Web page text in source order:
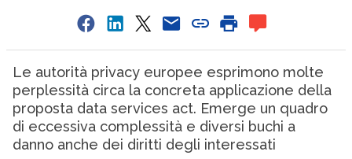
Le autorità privacy europee esprimono molte
perplessità circa la concreta applicazione della
proposta data services act. Emerge un quadro
di eccessiva complessità e diversi buchi a
danno anche dei diritti degli interessati